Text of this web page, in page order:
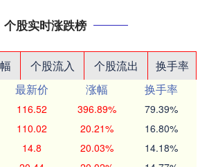
个股实时涨跌榜
个股流入 个股流出
换手率
最新价 涨幅
换手率
116.52 396.89% 79.39%
110.02 20.21% 16.80%
14.8 20.03% 14.18%